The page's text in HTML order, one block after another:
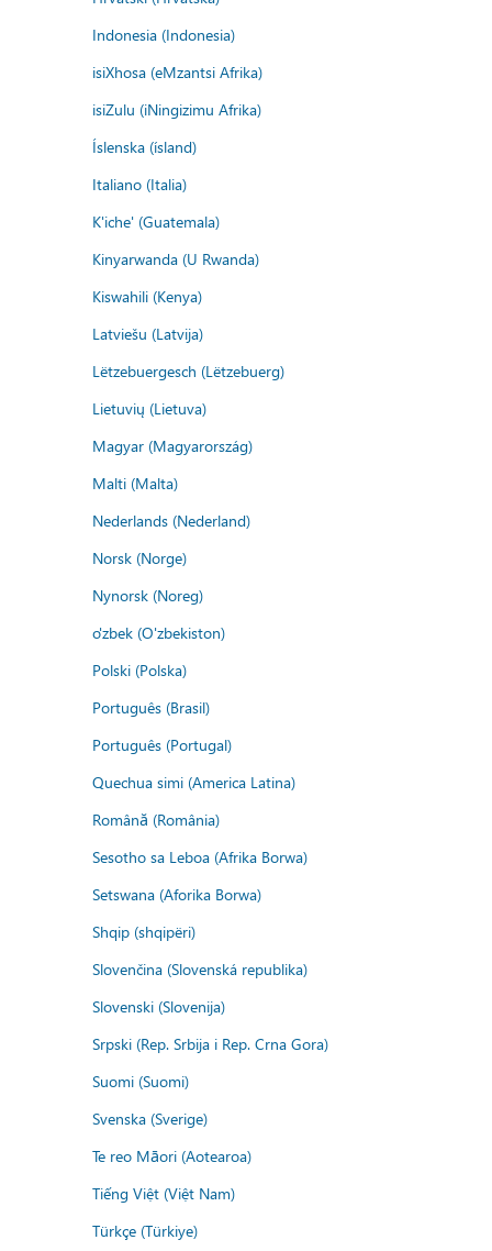
Indonesia (Indonesia)
isiXhosa (eMzantsi Afrika)
isiZulu (iNingizimu Afrika)
Íslenska (ísland)
Italiano (Italia)
K'iche' (Guatemala)
Kinyarwanda (U Rwanda)
Kiswahili (Kenya)
Latviešu (Latvija)
Lëtzebuergesch (Lëtzebuerg)
Lietuvių (Lietuva)
Magyar (Magyarország)
Malti (Malta)
Nederlands (Nederland)
Norsk (Norge)
Nynorsk (Noreg)
o'zbek (O'zbekiston)
Polski (Polska)
Português (Brasil)
Português (Portugal)
Quechua simi (America Latina)
Română (România)
Sesotho sa Leboa (Afrika Borwa)
Setswana (Aforika Borwa)
Shqip (shqipëri)
Slovenčina (Slovenská republika)
Slovenski (Slovenija)
Srpski (Rep. Srbija i Rep. Crna Gora)
Suomi (Suomi)
Svenska (Sverige)
Te reo Māori (Aotearoa)
Tiếng Việt (Việt Nam)
Türkçe (Türkiye)